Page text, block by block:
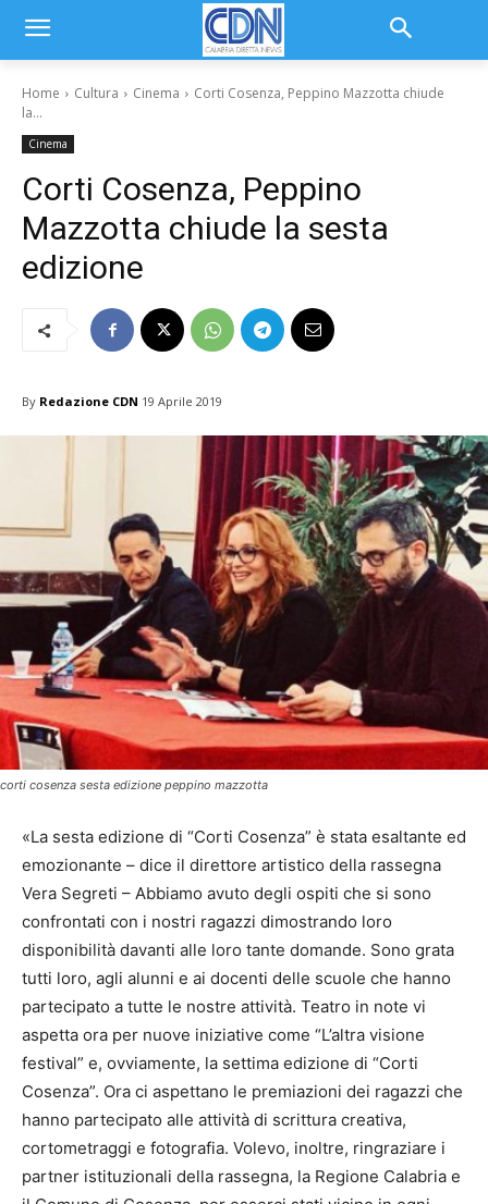
Home Cultura Cinema
Corti Cosenza, Peppino Mazzotta chiude
la...
Cinema
Corti Cosenza, Peppino
Mazzotta chiude la sesta
edizione
By Redazione CDN 19 Aprile 2019
corti cosenza sesta edizione peppino mazzotta
«La sesta edizione di “Corti Cosenza” è stata esaltante ed
emozionante – dice il direttore artistico della rassegna
Vera Segreti – Abbiamo avuto degli ospiti che si sono
confrontati con i nostri ragazzi dimostrando loro
disponibilità davanti alle loro tante domande. Sono grata
tutti loro, agli alunni e ai docenti delle scuole che hanno
partecipato a tutte le nostre attività. Teatro in note vi
aspetta ora per nuove iniziative come “L’altra visione
festival” e, ovviamente, la settima edizione di “Corti
Cosenza”. Ora ci aspettano le premiazioni dei ragazzi che
hanno partecipato alle attività di scrittura creativa,
cortometraggi e fotografia. Volevo, inoltre, ringraziare i
partner istituzionali della rassegna, la Regione Calabria e